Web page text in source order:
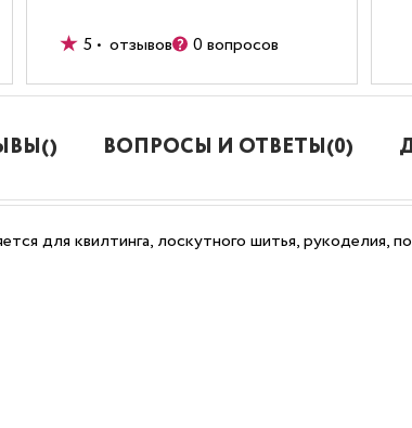
5 • отзывов 0 вопросов
ВОПРОСЫ И ОТВЕТЫ(0)
для квилтинга, лоскутного шитья, рукоделия,